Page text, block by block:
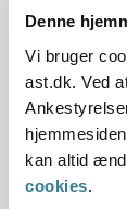
Denne
Vi bruger
ast.dk. Ved
kan altid
cookies.
erstattet
Paragraf
§ 37a § 69